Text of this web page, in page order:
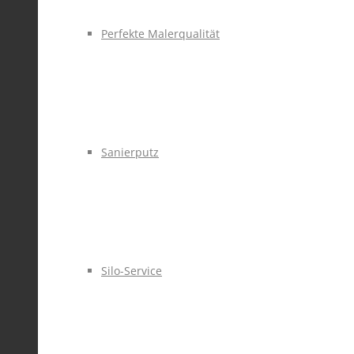
Perfekte Malerqualität
Sanierputz
Silo-Service